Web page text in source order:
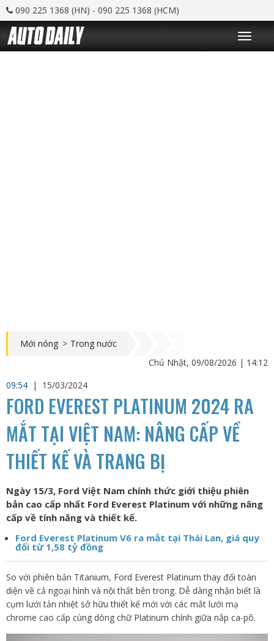
090 225 1368 (HN) - 090 225 1368 (HCM)
T
o
g
Mới nóng > Trong nước
Chủ Nhật, 09/08/2026 | 14:12
09:54 | 15/03/2024
FORD EVEREST PLATINUM 2024 RA
MẮT TẠI VIỆT NAM: NÂNG CẤP VỀ
THIẾT KẾ VÀ TRANG BỊ
Ngày 15/3, Ford Việt Nam chính thức giới thiệu phiên
bản cao cấp nhất Ford Everest Platinum với những nâng
cấp về tính năng và thiết kế.
Ford Everest Platinum V6 ra mắt tại Thái Lan, giá quy
đổi từ 1,58 tỷ đồng
So với phiên bản Titanium, Ford Everest Platinum thay đổi toàn
diện về cả ngoại hình và nội thất bên trong. Dễ dàng nhận biết là
cụm lưới tản nhiệt sở hữu thiết kế mới với các mắt lưới mạ
chrome cao cấp cùng dòng chữ Platinum chính giữa nắp ca-pô.